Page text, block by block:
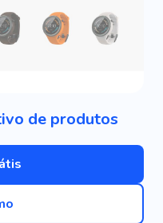
de produtos